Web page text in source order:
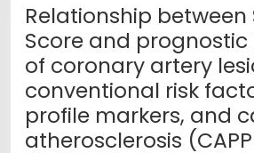
Relationship between
Score and
of coronary artery
conventional risk
profile markers, and
atherosclerosis